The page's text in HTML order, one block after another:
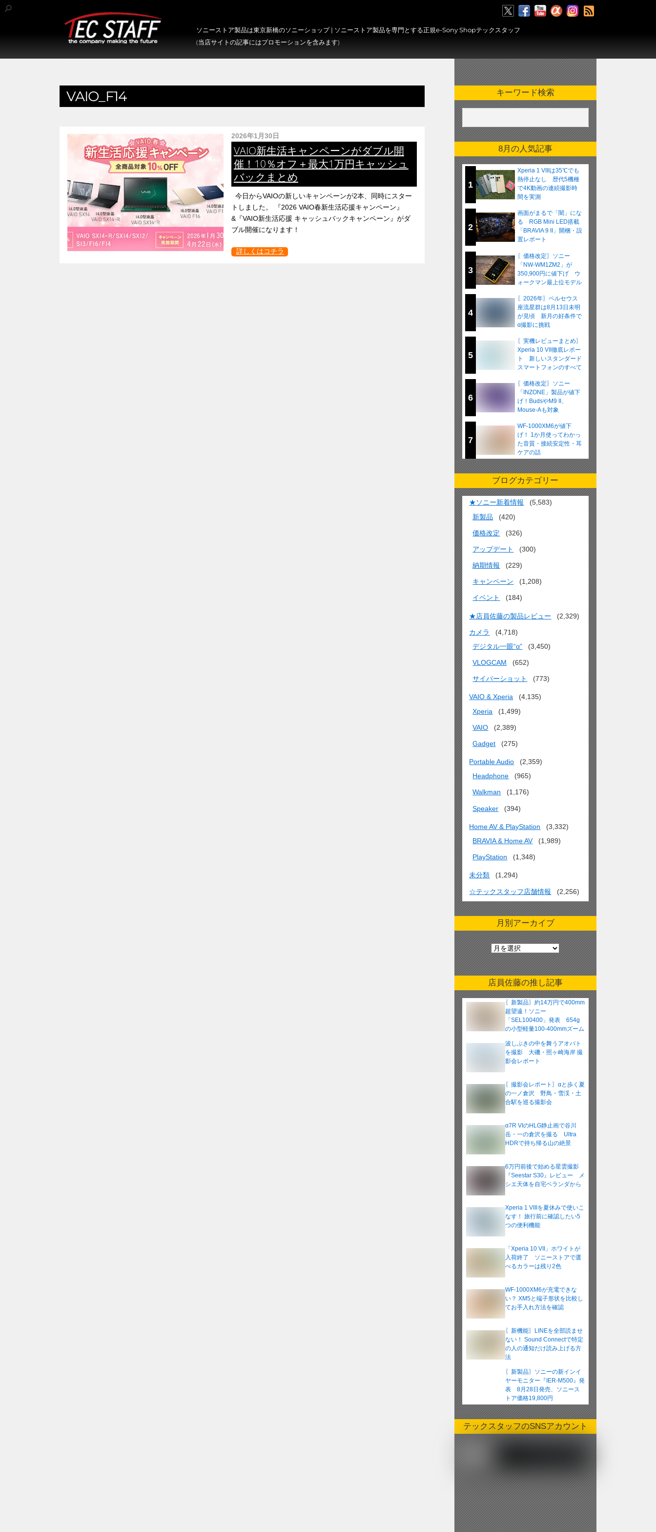
ソニーストア製品は東京新橋のソニーショップ | ソニーストア製品を専門とする正規e-Sony Shopテックスタッフ
(当店サイトの記事にはプロモーションを含みます)
VAIO_F14
2026年1月30日
VAIO新生活キャンペーンがダブル開
催！10％オフ＋最大1万円キャッシュ
バックまとめ
今日からVAIOの新しいキャンペーンが2本、同時にスター
トしました。 『2026 VAIO春新生活応援キャンペーン』
&『VAIO新生活応援 キャッシュバックキャンペーン』がダ
ブル開催になります！
詳しくはコチラ
キーワード検索
8月の人気記事
1
Xperia 1 VIIIは35℃でも
熱停止なし 歴代5機種
で4K動画の連続撮影時
間を実測
2
画面がまるで「闇」にな
る RGB Mini LED搭載
「BRAVIA 9 II」開梱・設
置レポート
3
〖価格改定〗ソニー
「NW-WM1ZM2」が
350,900円に値下げ ウ
ォークマン最上位モデル
4
〖2026年〗ペルセウス
座流星群は8月13日未明
が見頃 新月の好条件で
α撮影に挑戦
5
〖実機レビューまとめ〗
Xperia 10 VII徹底レポー
ト 新しいスタンダード
スマートフォンのすべて
6
〖価格改定〗ソニー
「INZONE」製品が値下
げ！BudsやM9 II、
Mouse-Aも対象
7
WF-1000XM6が値下
げ！ 1か月使ってわかっ
た音質・接続安定性・耳
ケアの話
ブログカテゴリー
★ソニー新着情報
(5,583)
新製品
(420)
価格改定 (326)
アップデート (300)
納期情報 (229)
キャンペーン (1,208)
イベント (184)
★店員佐藤の製品レビュー (2,329)
カメラ
(4,718)
デジタル一眼“α”
(3,450)
VLOGCAM (652)
サイバーショット (773)
VAIO & Xperia
(4,135)
Xperia
(1,499)
VAIO (2,389)
Gadget (275)
Portable Audio
(2,359)
Headphone
(965)
Walkman (1,176)
Speaker (394)
Home AV & PlayStation
(3,332)
BRAVIA & Home AV
(1,989)
PlayStation (1,348)
未分類 (1,294)
☆テックスタッフ店舗情報 (2,256)
月別アーカイブ
月
別
ア
ー
カ
イ
店員佐藤の推し記事
〖新製品〗約14万円で400mm
超望遠！ソニー
「SEL100400」発表 654g
の小型軽量100-400mmズーム
波しぶきの中を舞うアオバト
を撮影 大磯・照ヶ崎海岸 撮
影会レポート
〖撮影会レポート〗αと歩く夏
の一ノ倉沢 野鳥・雪渓・土
合駅を巡る撮影会
α7R VIのHLG静止画で谷川
岳・一の倉沢を撮る Ultra
HDRで持ち帰る山の絶景
6万円前後で始める星雲撮影
『Seestar S30』レビュー メ
シエ天体を自宅ベランダから
Xperia 1 VIIIを夏休みで使いこ
なす！ 旅行前に確認したい5
つの便利機能
「Xperia 10 VII」ホワイトが
入荷終了 ソニーストアで選
べるカラーは残り2色
WF-1000XM6が充電できな
い？ XM5と端子形状を比較し
てお手入れ方法を確認
〖新機能〗LINEを全部読ませ
ない！ Sound Connectで特定
の人の通知だけ読み上げる方
法
〖新製品〗ソニーの新インイ
ヤーモニター『IER-M500』発
表 8月28日発売、ソニース
トア価格19,800円
テックスタッフのSNSアカウント